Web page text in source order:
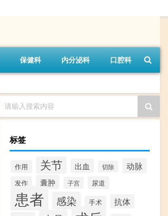
保健科 内分泌科 口腔科
请输入搜索内容
标签
作用 关节 出血 切除 动脉
发作 囊肿 子宫 尿道
患者 感染 手术 抗体